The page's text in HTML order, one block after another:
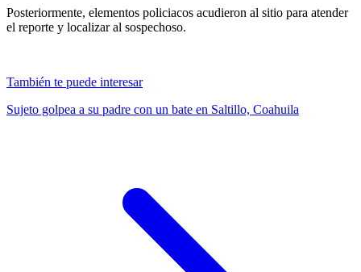
Posteriormente, elementos policiacos acudieron al sitio para atender
el reporte y localizar al sospechoso.
También te puede interesar
Sujeto golpea a su padre con un bate en Saltillo, Coahuila